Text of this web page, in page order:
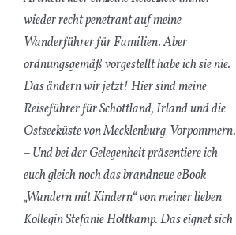
wieder recht penetrant auf meine
Wanderführer für Familien. Aber
ordnungsgemäß vorgestellt habe ich sie nie.
Das ändern wir jetzt! Hier sind meine
Reiseführer für Schottland, Irland und die
Ostseeküste von Mecklenburg-Vorpommern.
– Und bei der Gelegenheit präsentiere ich
euch gleich noch das brandneue eBook
„Wandern mit Kindern“ von meiner lieben
Kollegin Stefanie Holtkamp. Das eignet sich